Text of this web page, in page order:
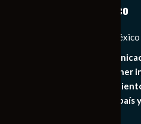
Notiexpress de México
Las Noticias Diarias de México
Somos un medio de
principal objetivo mantener
general de los
importantes de nuestro país